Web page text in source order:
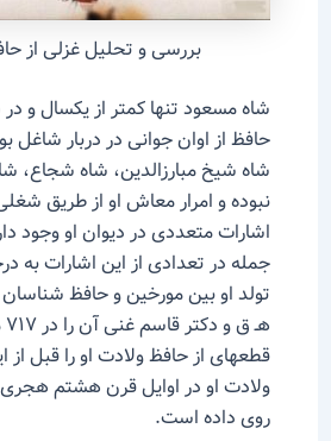
بررسی و تحلیل غزلی از
حافظ از اوان جوانی در دربار
شاه شیخ مبارزالدین، شاه شجاع،
نبوده و امرار معاش او از طریق
اشارات متعددی در دیوان او وجود
جمله در تعدادی از این اشارات به
روی داده است.